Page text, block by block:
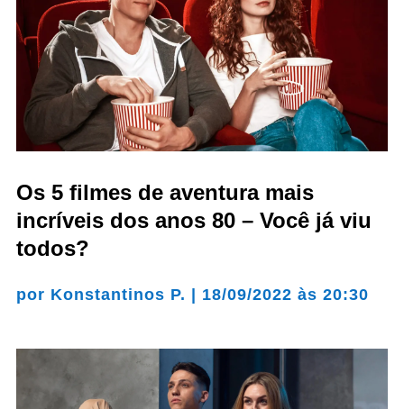
Os 5 filmes de aventura mais
incríveis dos anos 80 – Você já viu
todos?
por Konstantinos P. | 18/09/2022 às 20:30